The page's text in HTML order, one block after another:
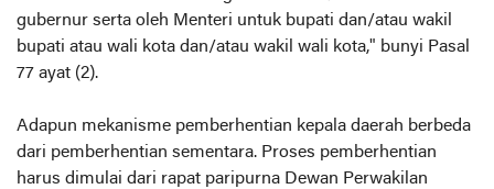
gubernur serta oleh Menteri untuk bupati dan/atau wakil
bupati atau wali kota dan/atau wakil wali kota," bunyi Pasal
77 ayat (2).
Adapun mekanisme pemberhentian kepala daerah berbeda
dari pemberhentian sementara. Proses pemberhentian
harus dimulai dari rapat paripurna Dewan Perwakilan